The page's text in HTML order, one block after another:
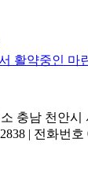
활약중인 마
충남 천안시
| 전화번호